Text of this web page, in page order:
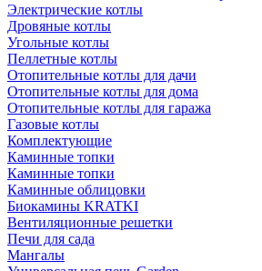
Электрические котлы
Дровяные котлы
Угольные котлы
Пеллетные котлы
Отопительные котлы для дачи
Отопительные котлы для дома
Отопительные котлы для гаража
Газовые котлы
Комплектующие
Каминные топки
Каминные топки
Каминные облицовки
Биокамины KRATKI
Вентиляционные решетки
Печи для сада
Мангалы